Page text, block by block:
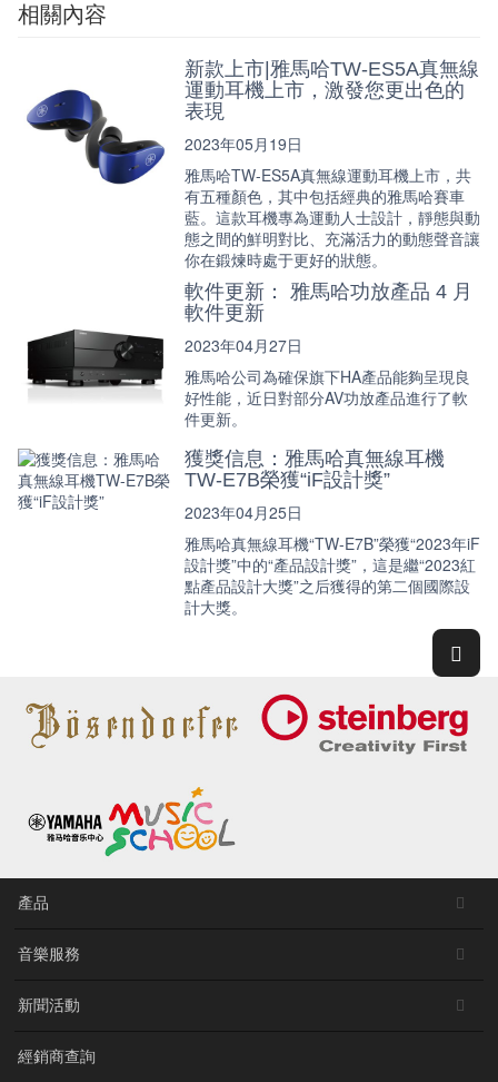
相關內容
新款上市|雅馬哈TW-ES5A真無線
運動耳機上市，激發您更出色的
表現
2023年05月19日
雅馬哈TW-ES5A真無線運動耳機上市，共
有五種顏色，其中包括經典的雅馬哈賽車
藍。這款耳機專為運動人士設計，靜態與動
態之間的鮮明對比、充滿活力的動態聲音讓
你在鍛煉時處于更好的狀態。
軟件更新： 雅馬哈功放產品 4 月
軟件更新
2023年04月27日
雅馬哈公司為確保旗下HA產品能夠呈現良
好性能，近日對部分AV功放產品進行了軟
件更新。
獲獎信息：雅馬哈真無線耳機
TW-E7B榮獲“iF設計獎”
2023年04月25日
雅馬哈真無線耳機“TW-E7B”榮獲“2023年iF
設計獎”中的“產品設計獎”，這是繼“2023紅
點產品設計大獎”之后獲得的第二個國際設
計大獎。
產品
音樂服務
新聞活動
經銷商查詢